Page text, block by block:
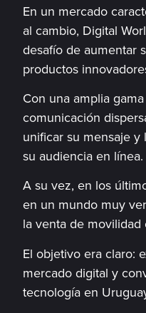
En un mercado
al cambio, Digital
desafío de aumentar
productos
Con una amplia
comunicación
unificar su mensaje
su audiencia en línea.
A su vez, en los
en un mundo muy
la venta de movilidad
El objetivo era claro:
mercado digital y
tecnología en